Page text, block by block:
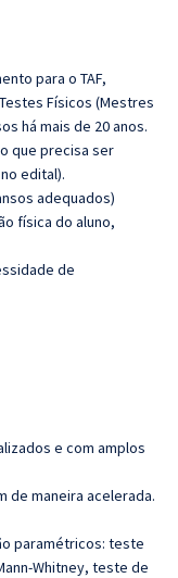
para o TAF,
Físicos (Mestres
há mais de 20 anos.
que precisa ser
edital).
adequados)
física do aluno,
de
e com amplos
de maneira acelerada.
paramétricos: teste
Whitney, teste de